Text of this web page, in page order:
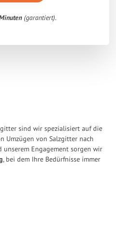
(garantiert).
sind wir spezialisiert auf die
Umzügen von Salzgitter nach
Engagement sorgen wir
, bei dem Ihre Bedürfnisse immer